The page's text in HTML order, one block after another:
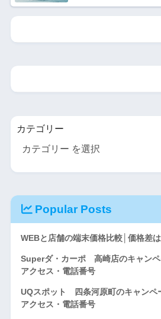
カテゴリー
Popular Posts
WEBと店舗の端末価格比較│価格差
Superダ・カーポ 高崎店のキャンペ
アクセス・電話番号
UQスポット 四条河原町のキャンペ
アクセス・電話番号